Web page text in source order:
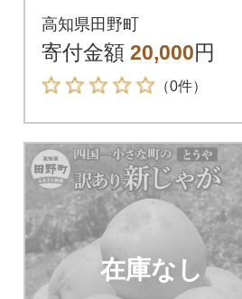
和6年産新じゃがいも
『とうや』 20kg 訳あ
り品
高知県田野町
寄付金額 20,000円
（0件）
在庫なし